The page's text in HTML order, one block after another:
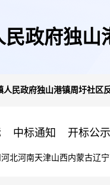
政府独
人民政府独山港镇周圩社区
中标通知 开标公示
河北河南天津山西内蒙古辽宁